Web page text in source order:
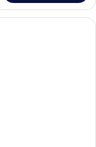
布/窗簾、免費無線上網、